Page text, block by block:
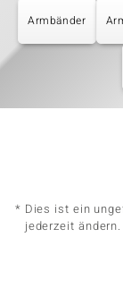
Armbänder
* Dies ist ein
jederzeit